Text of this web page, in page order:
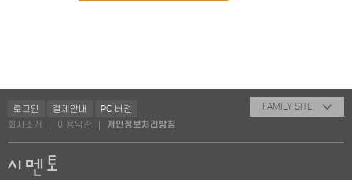
로그인 결제안내
PC 버전
회사소개
이용약관 개인정보처리방침
FAMILY SITE